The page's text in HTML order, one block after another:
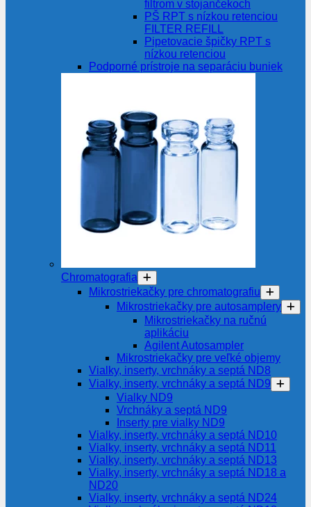
filtrom v stojančekoch
PŠ RPT s nízkou retenciou
FILTER REFILL
Pipetovacie špičky RPT s
nízkou retenciou
Podporné prístroje na separáciu buniek
Chromatografia
Mikrostriekačky pre chromatografiu
Mikrostriekačky pre autosamplery
Mikrostriekačky na ručnú
aplikáciu
Agilent Autosampler
Mikrostriekačky pre veľké objemy
Vialky, inserty, vrchnáky a septá ND8
Vialky, inserty, vrchnáky a septá ND9
Vialky ND9
Vrchnáky a septá ND9
Inserty pre vialky ND9
Vialky, inserty, vrchnáky a septá ND10
Vialky, inserty, vrchnáky a septá ND11
Vialky, inserty, vrchnáky a septá ND13
Vialky, inserty, vrchnáky a septá ND18 a
ND20
Vialky, inserty, vrchnáky a septá ND24